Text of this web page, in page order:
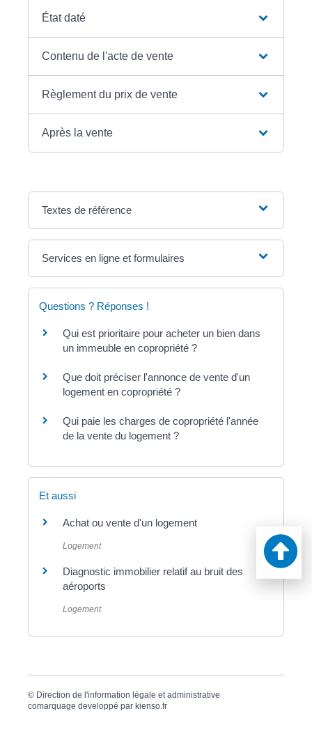
État daté
Contenu de l'acte de vente
Règlement du prix de vente
Après la vente
Textes de référence
Services en ligne et formulaires
Questions ? Réponses !
Qui est prioritaire pour acheter un bien dans
un immeuble en copropriété ?
Que doit préciser l'annonce de vente d'un
logement en copropriété ?
Qui paie les charges de copropriété l'année
de la vente du logement ?
Et aussi
Achat ou vente d'un logement
Logement
Diagnostic immobilier relatif au bruit des
aéroports
Logement
© Direction de l'information légale et administrative
comarquage developpé par kienso.fr